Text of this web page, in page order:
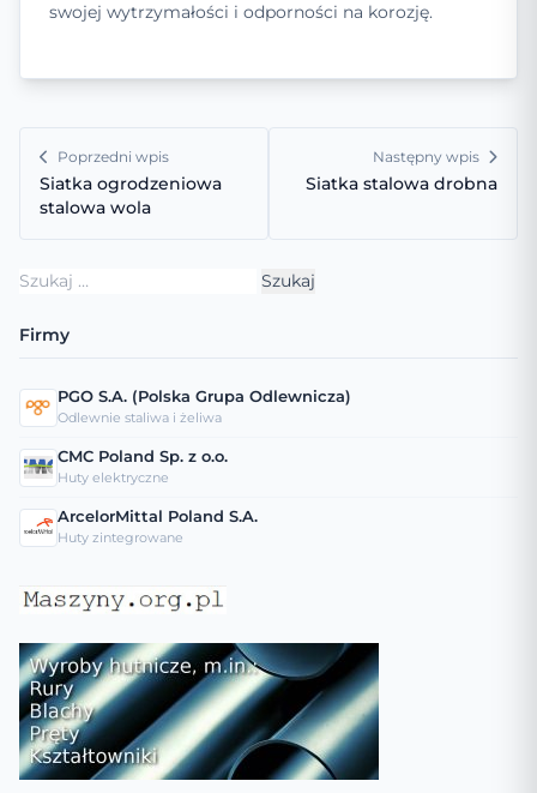
swojej wytrzymałości i odporności na korozję.
Poprzedni wpis
Siatka ogrodzeniowa
stalowa wola
Następny wpis
Siatka stalowa drobna
Szukaj:
Firmy
PGO S.A. (Polska Grupa Odlewnicza)
Odlewnie staliwa i żeliwa
CMC Poland Sp. z o.o.
Huty elektryczne
ArcelorMittal Poland S.A.
Huty zintegrowane